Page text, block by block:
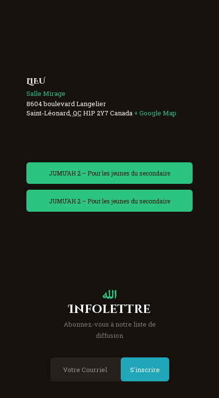
LIEU
Salle Mirage
8604 boulevard Langelier
Saint-Léonard QC H1P 2Y7 Canada + Google Map
JUMU’AH 2 – Pour les jeunes du secondaire
JUMU’AH 2 – Pour les jeunes du secondaire
Infolettre
Abonnez-vous à notre liste de
diffusion
S'inscrire